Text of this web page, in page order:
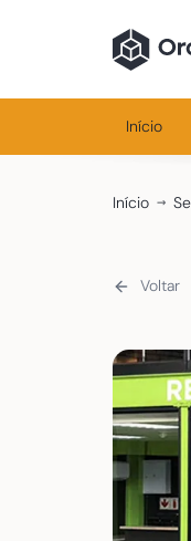
Início
Início
Voltar